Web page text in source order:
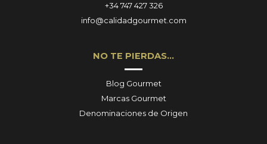
+34 747 427 326
info@calidadgourmet.com
NO TE PIERDAS…
Blog Gourmet
Marcas Gourmet
Denominaciones de Origen